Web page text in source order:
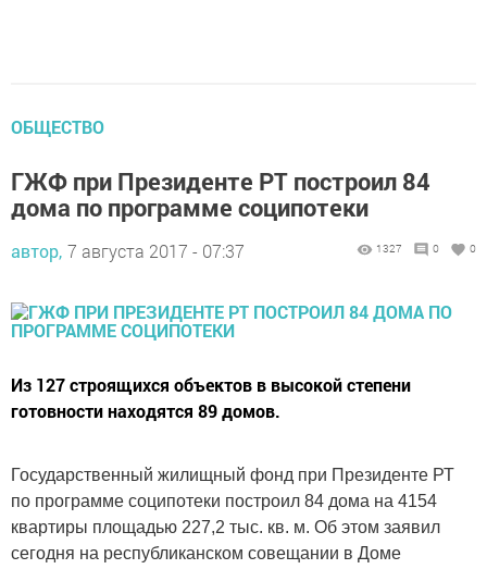
ОБЩЕСТВО
ГЖФ при Президенте РТ построил 84
дома по программе соципотеки
автор, 7 августа 2017 - 07:37 1327 0 0
Из 127 строящихся объектов в высокой степени
готовности находятся 89 домов.
Государственный жилищный фонд при Президенте РТ
по программе соципотеки построил 84 дома на 4154
квартиры площадью 227,2 тыс. кв. м. Об этом заявил
сегодня на республиканском совещании в Доме